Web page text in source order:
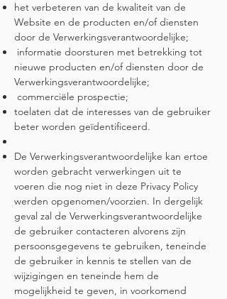
het verbeteren van de kwaliteit van de
Website en de producten en/of diensten
door de Verwerkingsverantwoordelijke;
informatie doorsturen met betrekking tot
nieuwe producten en/of diensten door de
Verwerkingsverantwoordelijke;
commerciële prospectie;
toelaten dat de interesses van de gebruiker
beter worden geïdentificeerd.
De Verwerkingsverantwoordelijke kan ertoe
worden gebracht verwerkingen uit te
voeren die nog niet in deze Privacy Policy
werden opgenomen/voorzien. In dergelijk
geval zal de Verwerkingsverantwoordelijke
de gebruiker contacteren alvorens zijn
persoonsgegevens te gebruiken, teneinde
de gebruiker in kennis te stellen van de
wijzigingen en teneinde hem de
mogelijkheid te geven, in voorkomend